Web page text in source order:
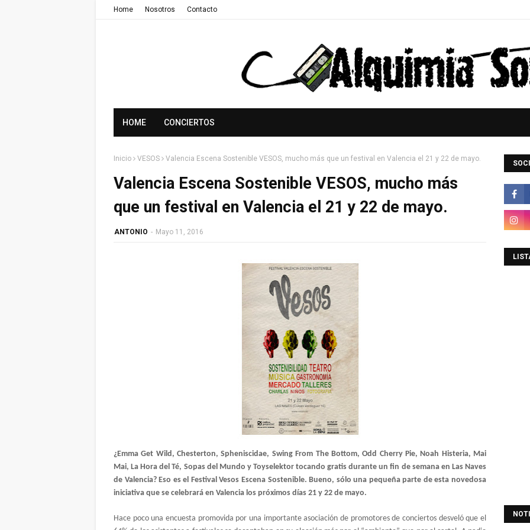
Home Nosotros Contacto
HOME CONCIERTOS
Inicio VESOS Valencia Escena Sostenible VESOS, mucho más que un festival en Valencia el 21 y 22 de mayo.
Valencia Escena Sostenible VESOS, mucho más
que un festival en Valencia el 21 y 22 de mayo.
ANTONIO - Mayo 11, 2016
¿Emma Get Wild, Chesterton, Spheniscidae, Swing From The Bottom, Odd Cherry Pie, Noah Histeria, Mai
Mai, La Hora del Té, Sopas del Mundo y Toyselektor tocando gratis durante un fin de semana en Las Naves
de Valencia? Eso es el Festival Vesos Escena Sostenible. Bueno, sólo una pequeña parte de esta novedosa
iniciativa que se celebrará en Valencia los próximos días 21 y 22 de mayo.
Hace poco una encuesta promovida por una importante asociación de promotores de conciertos desveló que el